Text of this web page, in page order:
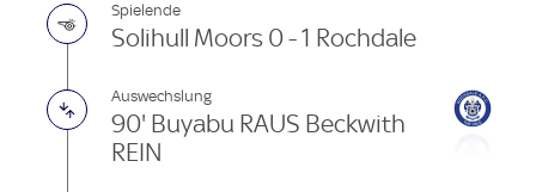
Spielende
Solihull Moors 0 - 1 Rochdale
Auswechslung
90' Buyabu RAUS Beckwith
REIN